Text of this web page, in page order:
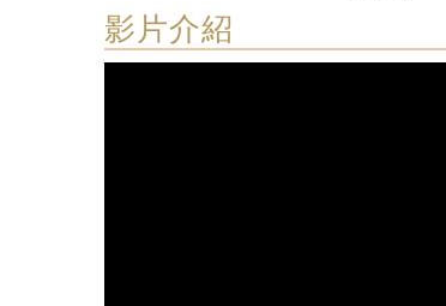
影片介紹